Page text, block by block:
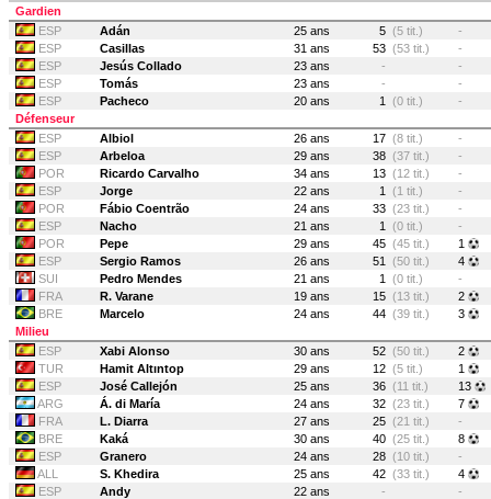
Gardien
ESP
Adán 25 ans 5 (5 tit.)
-
ESP
Casillas 31 ans 53 (53 tit.)
-
ESP
Jesús Collado 23 ans -
-
ESP
Tomás 23 ans -
-
ESP
Pacheco 20 ans 1 (0 tit.)
-
Défenseur
ESP
Albiol 26 ans 17 (8 tit.)
-
ESP
Arbeloa 29 ans 38 (37 tit.)
-
POR
Ricardo Carvalho 34 ans 13 (12 tit.)
-
ESP
Jorge 22 ans 1 (1 tit.)
-
POR
Fábio Coentrão 24 ans 33 (23 tit.)
-
ESP
Nacho 21 ans 1 (0 tit.)
-
POR
Pepe 29 ans 45 (45 tit.)
1
ESP
Sergio Ramos 26 ans 51 (50 tit.)
4
SUI
Pedro Mendes 21 ans 1 (0 tit.)
-
FRA
R. Varane 19 ans 15 (13 tit.)
2
BRE
Marcelo 24 ans 44 (39 tit.)
3
Milieu
ESP
Xabi Alonso 30 ans 52 (50 tit.)
2
TUR
Hamit Altıntop 29 ans 12 (5 tit.)
1
ESP
José Callejón 25 ans 36 (11 tit.)
13
ARG
Á. di María 24 ans 32 (23 tit.)
7
FRA
L. Diarra 27 ans 25 (21 tit.)
-
BRE
Kaká 30 ans 40 (25 tit.)
8
ESP
Granero 24 ans 28 (10 tit.)
-
ALL
S. Khedira 25 ans 42 (33 tit.)
4
ESP
Andy 22 ans -
-